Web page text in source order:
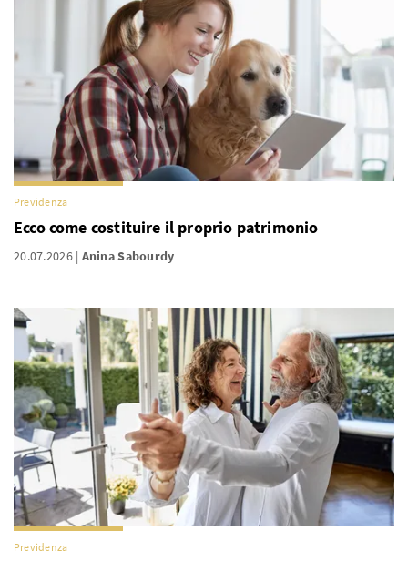
Previdenza
Ecco come costituire il proprio patrimonio
20.07.2026 Anina Sabourdy
Previdenza